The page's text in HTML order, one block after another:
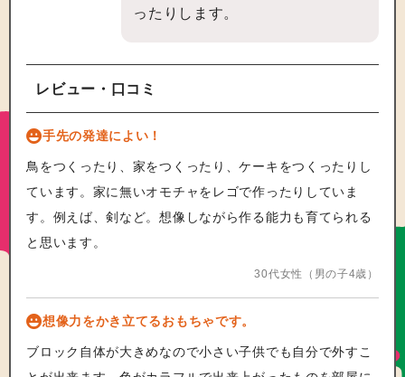
ったりします。
レビュー・口コミ
手先の発達によい！
鳥をつくったり、家をつくったり、ケーキをつくったりし
ています。家に無いオモチャをレゴで作ったりしていま
す。例えば、剣など。想像しながら作る能力も育てられる
と思います。
30代女性（男の子4歳）
想像力をかき立てるおもちゃです。
ブロック自体が大きめなので小さい子供でも自分で外すこ